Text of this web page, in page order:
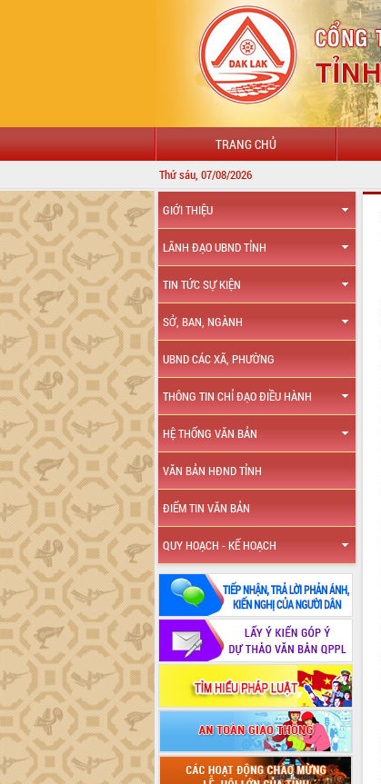
TRANG CHỦ
Thứ sáu, 07/08/2026
GIỚI THIỆU
LÃNH ĐẠO UBND TỈNH
TIN TỨC SỰ KIỆN
SỞ, BAN, NGÀNH
UBND CÁC XÃ, PHƯỜNG
THÔNG TIN CHỈ ĐẠO ĐIỀU HÀNH
HỆ THỐNG VĂN BẢN
VĂN BẢN HĐND TỈNH
ĐIỂM TIN VĂN BẢN
QUY HOẠCH - KẾ HOẠCH